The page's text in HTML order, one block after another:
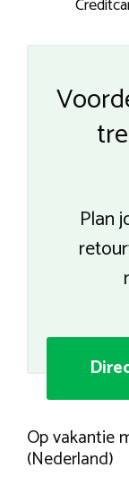
Plan
Op vakantie
(Nederland)